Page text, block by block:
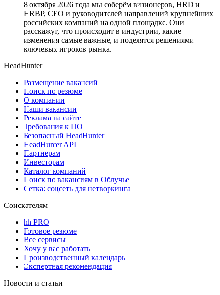
8 октября 2026 года мы соберём визионеров, HRD и
HRBP, СЕО и руководителей направлений крупнейших
российских компаний на одной площадке. Они
расскажут, что происходит в индустрии, какие
изменения самые важные, и поделятся решениями
ключевых игроков рынка.
HeadHunter
Размещение вакансий
Поиск по резюме
О компании
Наши вакансии
Реклама на сайте
Требования к ПО
Безопасный HeadHunter
HeadHunter API
Партнерам
Инвесторам
Каталог компаний
Поиск по вакансиям в Облучье
Сетка: соцсеть для нетворкинга
Соискателям
hh PRO
Готовое резюме
Все сервисы
Хочу у вас работать
Производственный календарь
Экспертная рекомендация
Новости и статьи